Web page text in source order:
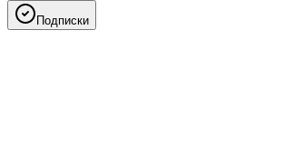
Подписки